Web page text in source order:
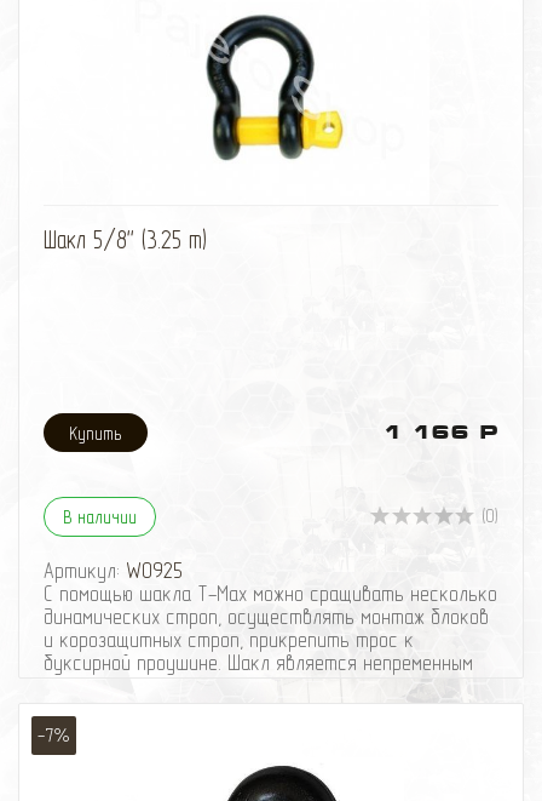
Шакл 5/8'' (3.25 т)
1 166 Р
В наличии (0)
Артикул: W0925
С помощью шакла T-Max можно сращивать несколько
динамических строп, осуществлять монтаж блоков
и корозащитных строп, прикрепить трос к
буксирной проушине. Шакл является непременным
джиперским атрибутом. Минимальное количество на
Нагрузка, кг: 3250
-7%